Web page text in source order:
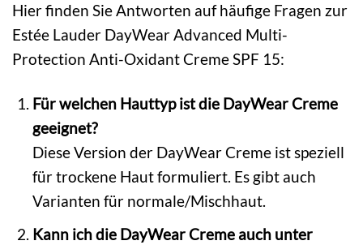
Hier finden Sie Antworten auf häufige Fragen zur
Estée Lauder DayWear Advanced Multi-
Protection Anti-Oxidant Creme SPF 15:
Für welchen Hauttyp ist die DayWear Creme
geeignet?
Diese Version der DayWear Creme ist speziell
für trockene Haut formuliert. Es gibt auch
Varianten für normale/Mischhaut.
Kann ich die DayWear Creme auch unter